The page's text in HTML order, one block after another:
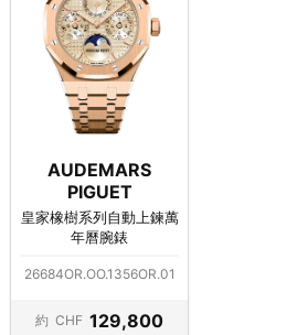
AUDEMARS
PIGUET
皇家橡樹系列自動上鍊萬
年曆腕錶
26684OR.OO.1356OR.01
約 CHF 129,800